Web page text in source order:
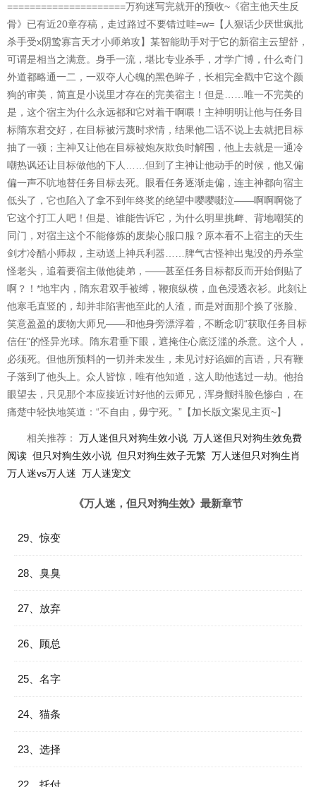
=====================万狗迷写完就开的预收~《宿主他天生反
骨》已有近20章存稿，走过路过不要错过哇=w=【人狠话少厌世疯批
杀手受x阴鸷寡言天才小师弟攻】某智能助手对于它的新宿主云望舒，
可谓是相当之满意。身手一流，堪比专业杀手，才学广博，什么奇门
外道都略通一二，一双夺人心魄的黑色眸子，长相完全戳中它这个颜
狗的审美，简直是小说里才存在的完美宿主！但是……唯一不完美的
是，这个宿主为什么永远都和它对着干啊喂！主神明明让他与任务目
标隋东君交好，在目标被污蔑时求情，结果他二话不说上去就把目标
抽了一顿；主神又让他在目标被炮灰欺负时解围，他上去就是一通冷
嘲热讽还让目标做他的下人……但到了主神让他动手的时候，他又偏
偏一声不吭地替任务目标去死。眼看任务逐渐走偏，连主神都向宿主
低头了，它也陷入了拿不到年终奖的绝望中嘤嘤啜泣——啊啊啊饶了
它这个打工人吧！但是、谁能告诉它，为什么明里挑衅、背地嘲笑的
同门，对宿主这个不能修炼的废柴心服口服？原本看不上宿主的天生
剑才冷酷小师叔，主动送上神兵利器……脾气古怪神出鬼没的丹杀堂
怪老头，追着要宿主做他徒弟，——甚至任务目标都反而开始倒贴了
啊？！*地牢内，隋东君双手被缚，鞭痕纵横，血色浸透衣衫。此刻让
他寒毛直竖的，却并非陷害他至此的人渣，而是对面那个换了张脸、
笑意盈盈的废物大师兄——和他身旁漂浮着，不断念叨“获取任务目标
信任”的怪异光球。隋东君垂下眼，遮掩住心底泛滥的杀意。这个人，
必须死。但他所预料的一切并未发生，未见讨好谄媚的言语，只有鞭
子落到了他头上。众人皆惊，唯有他知道，这人助他逃过一劫。他抬
眼望去，只见那个本应接近讨好他的云师兄，浑身颤抖脸色惨白，在
痛楚中轻快地笑道：“不自由，毋宁死。”【加长版文案见主页~】
相关推荐： 万人迷但只对狗生效小说 万人迷但只对狗生效免费
阅读 但只对狗生效小说 但只对狗生效子无繁 万人迷但只对狗生肖
万人迷vs万人迷 万人迷宠文
《万人迷，但只对狗生效》最新章节
29、惊变
28、臭臭
27、放弃
26、顾总
25、名字
24、猫条
23、选择
22、托付